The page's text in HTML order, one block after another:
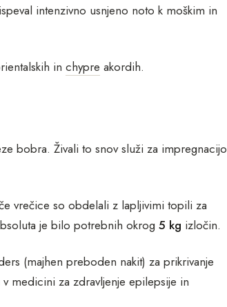
intenzivno usnjeno noto k moškim in
in chypre akordih.
bobra. Živali to snov služi za impregnacijo
vrečice so obdelali z lapljivimi topili za
je bilo potrebnih okrog 5 kg izločin.
(majhen preboden nakit) za prikrivanje
medicini za zdravljenje epilepsije in